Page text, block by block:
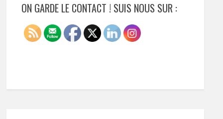
ON GARDE LE CONTACT ! SUIS NOUS SUR :